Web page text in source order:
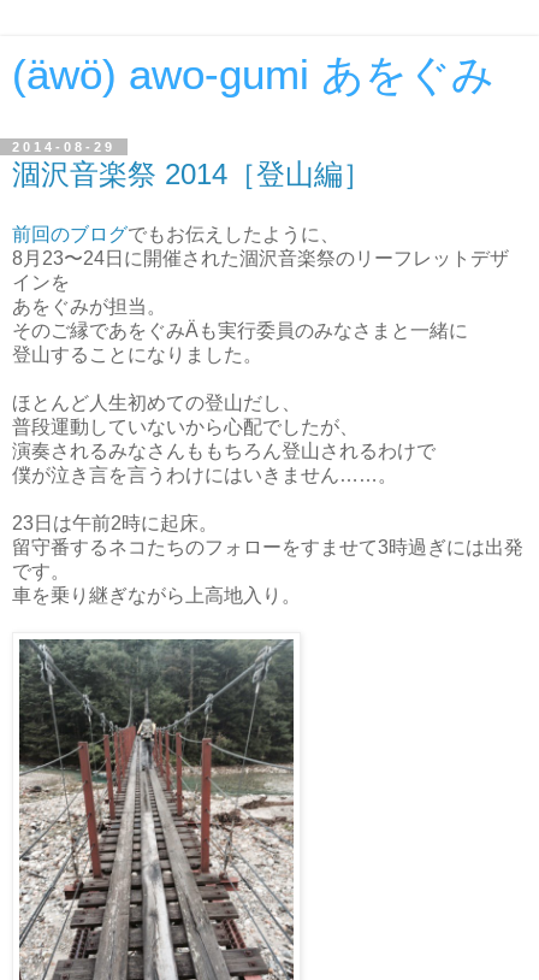
(äwö) awo-gumi あをぐみ
2014-08-29
涸沢音楽祭 2014［登山編］
前回のブログでもお伝えしたように、
8月23〜24日に開催された涸沢音楽祭のリーフレットデザ
インを
あをぐみが担当。
そのご縁であをぐみÄも実行委員のみなさまと一緒に
登山することになりました。
ほとんど人生初めての登山だし、
普段運動していないから心配でしたが、
演奏されるみなさんももちろん登山されるわけで
僕が泣き言を言うわけにはいきません……。
23日は午前2時に起床。
留守番するネコたちのフォローをすませて3時過ぎには出発
です。
車を乗り継ぎながら上高地入り。